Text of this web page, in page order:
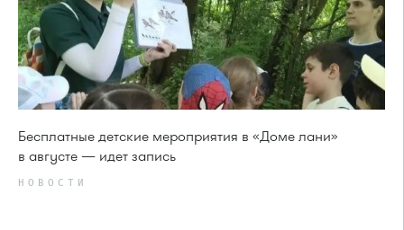
Бесплатные детские мероприятия в «Доме лани»
в августе — идет запись
НОВОСТИ